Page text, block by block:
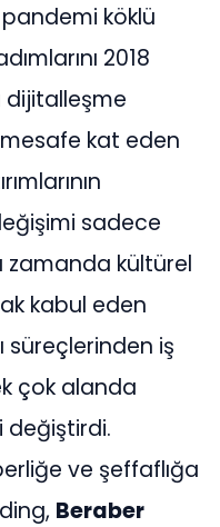
pandemi köklü
2018
dijitalleşme
kat eden
sadece
zamanda kültürel
kabul eden
süreçlerinden iş
çok alanda
değiştirdi.
ve şeffaflığa
Beraber